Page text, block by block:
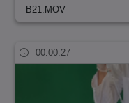
B21.MOV
00:00:27